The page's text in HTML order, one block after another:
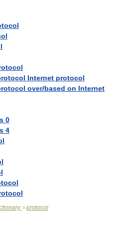
Internet protocol
over/based on Internet
0
4
> protocol